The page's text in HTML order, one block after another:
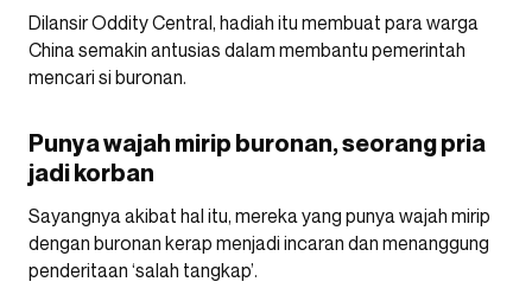
Dilansir Oddity Central, hadiah itu membuat para warga
China semakin antusias dalam membantu pemerintah
mencari si buronan.
Punya wajah mirip buronan, seorang pria
jadi korban
Sayangnya akibat hal itu, mereka yang punya wajah mirip
dengan buronan kerap menjadi incaran dan menanggung
penderitaan ‘salah tangkap’.